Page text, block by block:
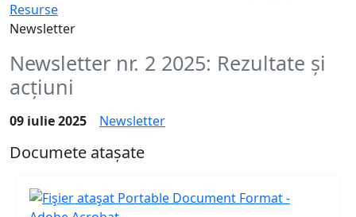
Resurse
Newsletter
Newsletter nr. 2 2025: Rezultate și
acțiuni
09 iulie 2025 Newsletter
Documete atașate